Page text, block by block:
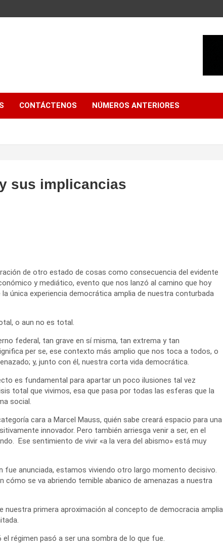
CONTÁCTENOS NÚMEROS ANTERIORES
sus implicancias
de otro estado de cosas como consecuencia del evidente
y mediático, evento que nos lanzó al camino que hoy
única experiencia democrática amplia de nuestra conturbada
o aun no es total.
federal, tan grave en sí misma, tan extrema y tan
per se, ese contexto más amplio que nos toca a todos, o
y, junto con él, nuestra corta vida democrática.
es fundamental para apartar un poco ilusiones tal vez
total que vivimos, esa que pasa por todas las esferas que la
social.
cara a Marcel Mauss, quién sabe creará espacio para una
innovador. Pero también arriesga venir a ser, en el
Ese sentimiento de vivir «a la vera del abismo» está muy
fue anunciada, estamos viviendo otro largo momento decisivo.
cómo se va abriendo temible abanico de amenazas a nuestra
nuestra primera aproximación al concepto de democracia amplia.
régimen pasó a ser una sombra de lo que fue.